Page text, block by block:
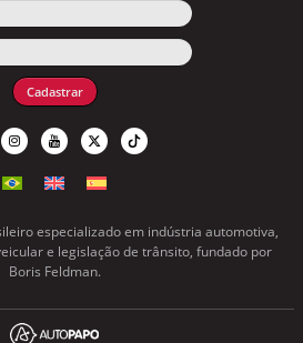
Cadastrar
especializado em indústria automotiva,
e legislação de trânsito, fundado por
Boris Feldman.